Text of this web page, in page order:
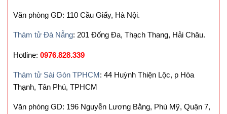
Văn phòng GD: 110 Cầu Giấy, Hà Nội.
Thám tử Đà Nẵng: 201 Đống Đa, Thạch Thang, Hải Châu.
Hotline: 0976.828.339
Thám tử Sài Gòn TPHCM: 44 Huỳnh Thiện Lộc, p Hòa
Thạnh, Tân Phú, TPHCM
Văn phòng GD: 196 Nguyễn Lương Bằng, Phú Mỹ, Quận 7,